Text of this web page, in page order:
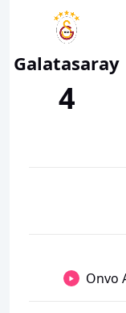
Galatasaray
4
Onvo